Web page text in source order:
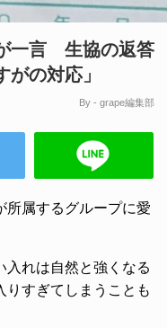
一言 生協の返答
の対応」
By - grape編集部
所属するグループに愛
入れは自然と強くなる
りすぎてしまうことも